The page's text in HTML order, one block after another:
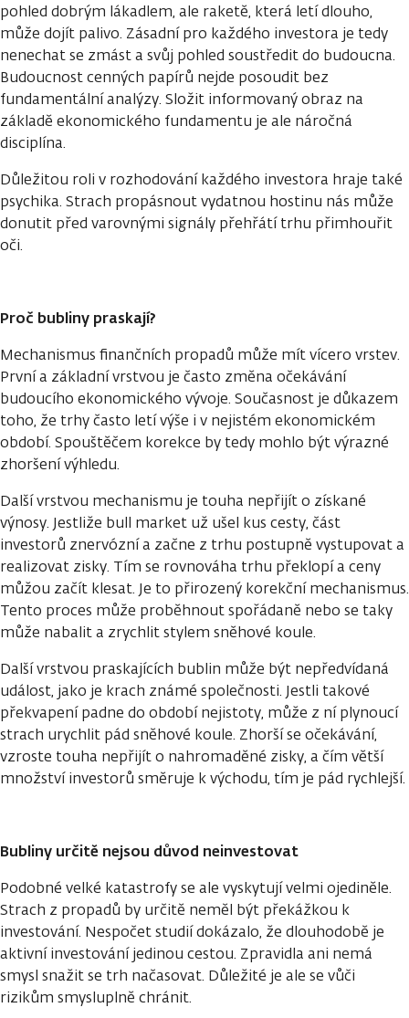
pohled dobrým lákadlem, ale raketě, která letí dlouho,
může dojít palivo. Zásadní pro každého investora je tedy
nenechat se zmást a svůj pohled soustředit do budoucna.
Budoucnost cenných papírů nejde posoudit bez
fundamentální analýzy. Složit informovaný obraz na
základě ekonomického fundamentu je ale náročná
disciplína.
Důležitou roli v rozhodování každého investora hraje také
psychika. Strach propásnout vydatnou hostinu nás může
donutit před varovnými signály přehřátí trhu přimhouřit
oči.
Proč bubliny praskají?
Mechanismus finančních propadů může mít vícero vrstev.
První a základní vrstvou je často změna očekávání
budoucího ekonomického vývoje. Současnost je důkazem
toho, že trhy často letí výše i v nejistém ekonomickém
období. Spouštěčem korekce by tedy mohlo být výrazné
zhoršení výhledu.
Další vrstvou mechanismu je touha nepřijít o získané
výnosy. Jestliže bull market už ušel kus cesty, část
investorů znervózní a začne z trhu postupně vystupovat a
realizovat zisky. Tím se rovnováha trhu překlopí a ceny
můžou začít klesat. Je to přirozený korekční mechanismus.
Tento proces může proběhnout spořádaně nebo se taky
může nabalit a zrychlit stylem sněhové koule.
Další vrstvou praskajících bublin může být nepředvídaná
událost, jako je krach známé společnosti. Jestli takové
překvapení padne do období nejistoty, může z ní plynoucí
strach urychlit pád sněhové koule. Zhorší se očekávání,
vzroste touha nepřijít o nahromaděné zisky, a čím větší
množství investorů směruje k východu, tím je pád rychlejší.
Bubliny určitě nejsou důvod neinvestovat
Podobné velké katastrofy se ale vyskytují velmi ojediněle.
Strach z propadů by určitě neměl být překážkou k
investování. Nespočet studií dokázalo, že dlouhodobě je
aktivní investování jedinou cestou. Zpravidla ani nemá
smysl snažit se trh načasovat. Důležité je ale se vůči
rizikům smysluplně chránit.